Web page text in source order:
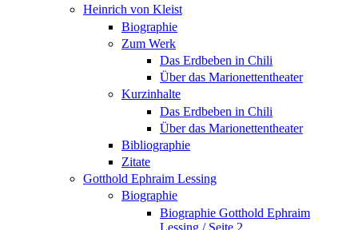
Heinrich von Kleist
Biographie
Zum Werk
Das Erdbeben in Chili
Über das Marionettentheater
Kurzinhalte
Das Erdbeben in Chili
Über das Marionettentheater
Bibliographie
Zitate
Gotthold Ephraim Lessing
Biographie
Biographie Gotthold Ephraim
Lessing / Seite 2